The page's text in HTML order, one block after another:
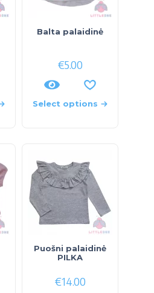
Balta palaidinė
€5.00
Select options
Puošni palaidinė
PILKA
€14.00